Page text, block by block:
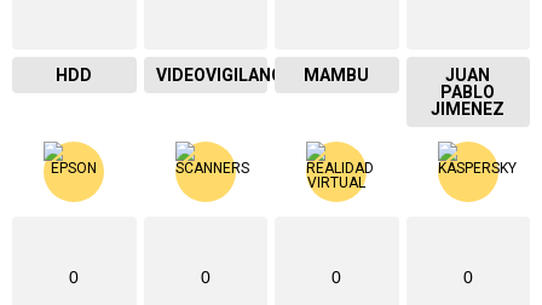
HDD VIDEOVIGILANCIA MAMBU
JUAN
PABLO
JIMENEZ
0 0 0 0